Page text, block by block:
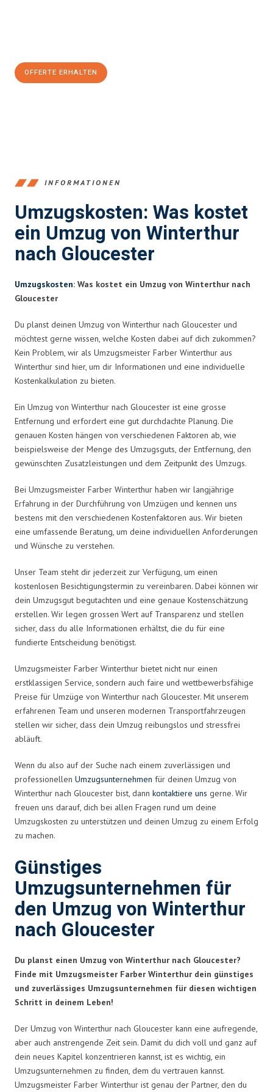
OFFERTE ERHALTEN
INFORMATIONEN
Umzugskosten: Was kostet
ein Umzug von Winterthur
nach Gloucester
Umzugskosten: Was kostet ein Umzug von Winterthur nach
Gloucester
Du planst deinen Umzug von Winterthur nach Gloucester und
möchtest gerne wissen, welche Kosten dabei auf dich zukommen?
Kein Problem, wir als Umzugsmeister Farber Winterthur aus
Winterthur sind hier, um dir Informationen und eine individuelle
Kostenkalkulation zu bieten.
Ein Umzug von Winterthur nach Gloucester ist eine grosse
Entfernung und erfordert eine gut durchdachte Planung. Die
genauen Kosten hängen von verschiedenen Faktoren ab, wie
beispielsweise der Menge des Umzugsguts, der Entfernung, den
gewünschten Zusatzleistungen und dem Zeitpunkt des Umzugs.
Bei Umzugsmeister Farber Winterthur haben wir langjährige
Erfahrung in der Durchführung von Umzügen und kennen uns
bestens mit den verschiedenen Kostenfaktoren aus. Wir bieten
eine umfassende Beratung, um deine individuellen Anforderungen
und Wünsche zu verstehen.
Unser Team steht dir jederzeit zur Verfügung, um einen
kostenlosen Besichtigungstermin zu vereinbaren. Dabei können wir
dein Umzugsgut begutachten und eine genaue Kostenschätzung
erstellen. Wir legen grossen Wert auf Transparenz und stellen
sicher, dass du alle Informationen erhältst, die du für eine
fundierte Entscheidung benötigst.
Umzugsmeister Farber Winterthur bietet nicht nur einen
erstklassigen Service, sondern auch faire und wettbewerbsfähige
Preise für Umzüge von Winterthur nach Gloucester. Mit unserem
erfahrenen Team und unseren modernen Transportfahrzeugen
stellen wir sicher, dass dein Umzug reibungslos und stressfrei
abläuft.
Wenn du also auf der Suche nach einem zuverlässigen und
professionellen Umzugsunternehmen für deinen Umzug von
Winterthur nach Gloucester bist, dann kontaktiere uns gerne. Wir
freuen uns darauf, dich bei allen Fragen rund um deine
Umzugskosten zu unterstützen und deinen Umzug zu einem Erfolg
zu machen.
Günstiges
Umzugsunternehmen für
den Umzug von Winterthur
nach Gloucester
Du planst einen Umzug von Winterthur nach Gloucester?
Finde mit Umzugsmeister Farber Winterthur dein günstiges
und zuverlässiges Umzugsunternehmen für diesen wichtigen
Schritt in deinem Leben!
Der Umzug von Winterthur nach Gloucester kann eine aufregende,
aber auch anstrengende Zeit sein. Damit du dich voll und ganz auf
dein neues Kapitel konzentrieren kannst, ist es wichtig, ein
Umzugsunternehmen zu finden, dem du vertrauen kannst.
Umzugsmeister Farber Winterthur ist genau der Partner, den du